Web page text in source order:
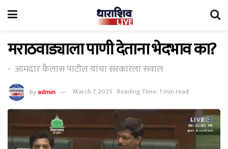
मराठवाड्याला पाणी देताना भेदभाव का?
- आमदार कैलास पाटील यांचा सरकारला सवाल
byadmin March 7, 2025 Reading Time: 1 min read